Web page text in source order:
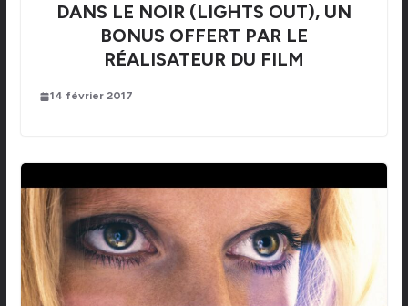
DANS LE NOIR (LIGHTS OUT), UN
BONUS OFFERT PAR LE
RÉALISATEUR DU FILM
14 février 2017